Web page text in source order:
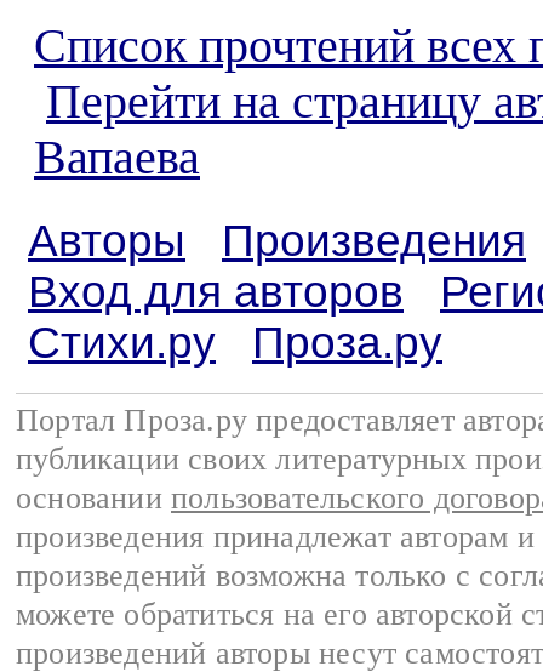
Список прочтений всех
Перейти на страницу
Вапаева
Авторы
Произведения
Вход для авторов
Стихи.ру
Проза.ру
Портал Проза.ру предоставляет
публикации своих литературных
основании пользовательского
произведения принадлежат авторам
произведений возможна только с
можете обратиться на его авторской
произведений авторы несут